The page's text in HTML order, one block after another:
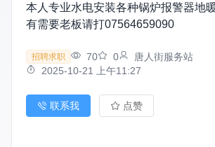
本人专业水电安装各种锅炉报警器地
有需要老板请打07564659090
招聘求职 70 0
唐人街服务站
2025-10-21 上午11:27
联系我 点赞